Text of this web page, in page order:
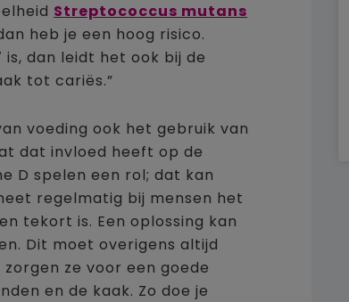
Streptococcus mutans
heb je een hoog risico.
dan leidt het ook bij de
tot cariës.”
voeding ook het gebruik van
dat invloed heeft op de
D spelen een rol; dat kan
regelmatig bij mensen het
tekort is. Een oplossing kan
Dit moet overigens altijd
ze voor een goede
en de kaak. Zo doe je